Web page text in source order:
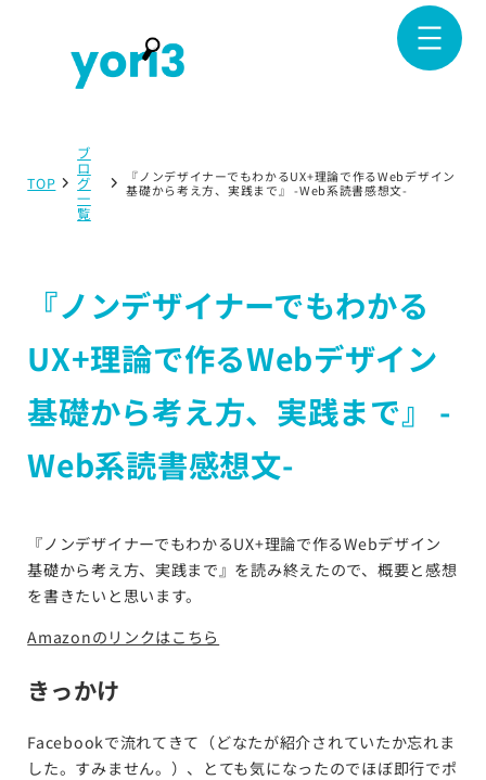
TOP
ブ
ロ
グ
一
覧
『ノンデザイナーでもわかるUX+理論で作るWebデザイン
基礎から考え方、実践まで』 -Web系読書感想文-
『ノンデザイナーでもわかる
UX+理論で作るWebデザイン
基礎から考え方、実践まで』 -
Web系読書感想文-
『ノンデザイナーでもわかるUX+理論で作るWebデザイン
基礎から考え方、実践まで』を読み終えたので、概要と感想
を書きたいと思います。
Amazonのリンクはこちら
きっかけ
Facebookで流れてきて（どなたが紹介されていたか忘れま
した。すみません。）、とても気になったのでほぼ即行でポ